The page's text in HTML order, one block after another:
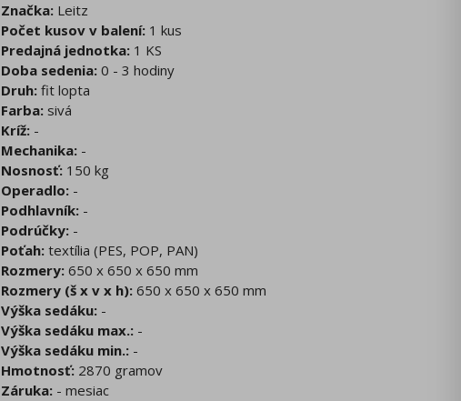
Značka: Leitz
Počet kusov v balení: 1 kus
Predajná jednotka: 1 KS
Doba sedenia: 0 - 3 hodiny
Druh: fit lopta
Farba: sivá
Kríž: -
Mechanika: -
Nosnosť: 150 kg
Operadlo: -
Podhlavník: -
Podrúčky: -
Poťah: textília (PES, POP, PAN)
Rozmery: 650 x 650 x 650 mm
Rozmery (š x v x h): 650 x 650 x 650 mm
Výška sedáku: -
Výška sedáku max.: -
Výška sedáku min.: -
Hmotnosť: 2870 gramov
Záruka: - mesiac